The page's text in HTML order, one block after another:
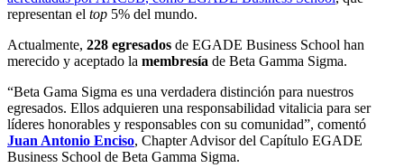
representan el top 5% del mundo.
Actualmente, 228 egresados de EGADE Business School han
merecido y aceptado la membresía de Beta Gamma Sigma.
“Beta Gama Sigma es una verdadera distinción para nuestros
egresados. Ellos adquieren una responsabilidad vitalicia para ser
líderes honorables y responsables con su comunidad”, comentó
Juan Antonio Enciso, Chapter Advisor del Capítulo EGADE
Business School de Beta Gamma Sigma.